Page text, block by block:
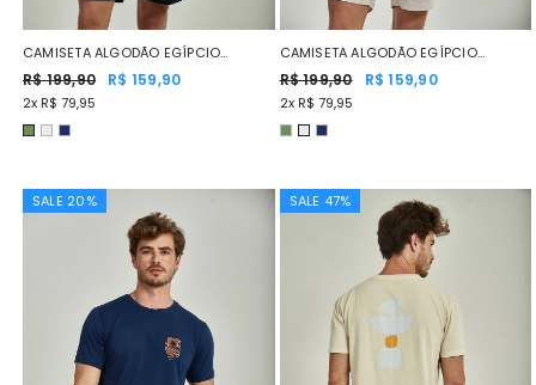
CAMISETA ALGODÃO EGÍPCIO
SURFER SOUL VERDE MUSGO
R$ 199,90 R$ 159,90
2x R$ 79,95
CAMISETA ALGODÃO EGÍPCIO
SURFER SOUL OFF WHITE
R$ 199,90 R$ 159,90
2x R$ 79,95
SALE 20% SALE 47%